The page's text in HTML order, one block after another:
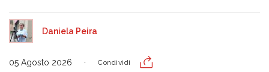
Daniela Peira
05 Agosto 2026 Condividi